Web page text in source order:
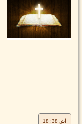
أش 38: 18